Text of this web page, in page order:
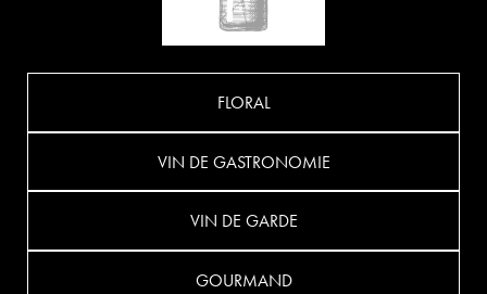
FLORAL
VIN DE GASTRONOMIE
VIN DE GARDE
GOURMAND